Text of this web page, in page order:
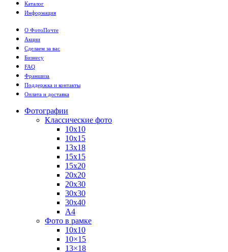
Каталог
Информация
О ФотоПочте
Акции
Сделаем за вас
Бизнесу
FAQ
Франшиза
Поддержка и контакты
Оплата и доставка
Фотографии
Классические фото
10х10
10х15
13х18
15х15
15х20
20х20
20х30
30х30
30х40
А4
Фото в рамке
10х10
10×15
13×18